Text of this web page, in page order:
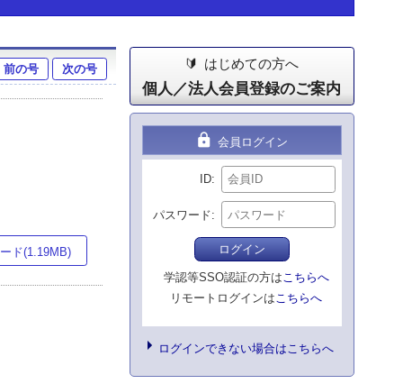
前の号 次の号
ド(1.19MB)
はじめての方へ
個人／法人会員登録のご案内
lock 会員ログイン
ID
パスワード
ログイン
学認等SSO認証の方はこちらへ
リモートログインはこちらへ
ログインできない場合はこちらへ